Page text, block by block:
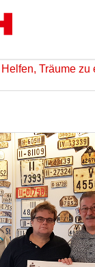
Helfen, Träume zu